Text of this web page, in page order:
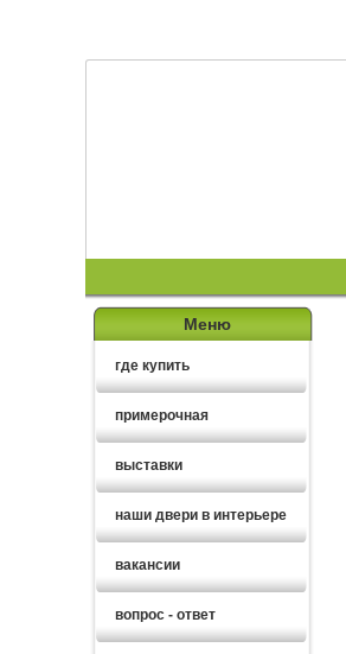
Меню
где купить
примерочная
выставки
наши двери в интерьере
вакансии
вопрос - ответ